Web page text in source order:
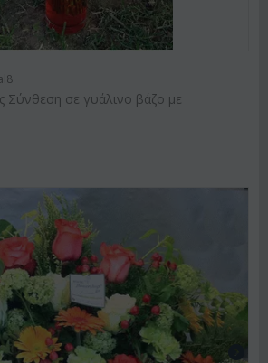
Σύνθεση σε γυάλινο βάζο με